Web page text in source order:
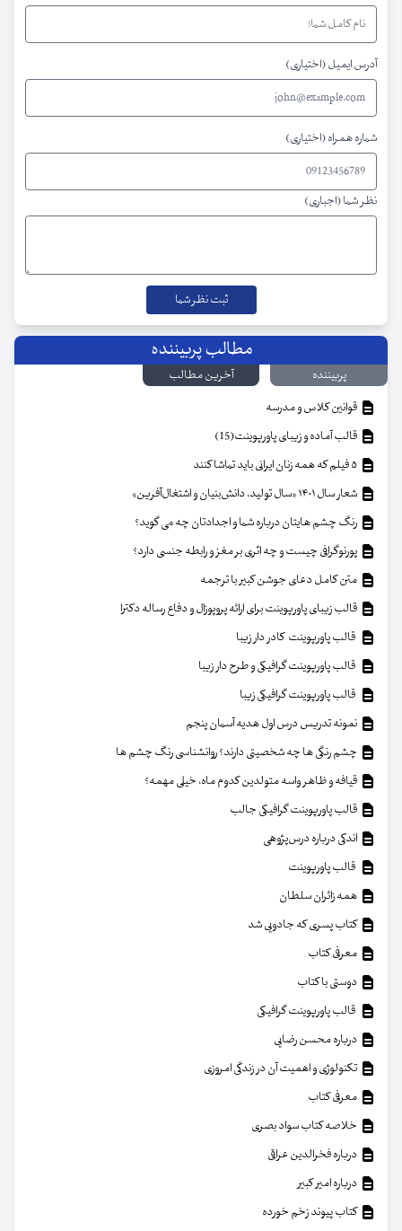
آدرس ایمیل (اختیاری)
شماره همراه (اختیاری)
نظر شما (اجباری)
مطالب پربیننده
پربیننده
آخرین مطالب
قوانین کلاس و مدرسه
قالب آماده و زیبای پاورپوینت(15)
شعار سال ۱۴۰۱ «سال تولید، دانش‌بنیان و اشتغال‌آفرین»
رنگ چشم هایتان درباره شما و اجدادتان چه می گوید؟
پورنوگرافی چیست و چه اثری بر مغز و رابطه جنسی دارد؟
متن کامل دعای جوشن کبیر با ترجمه
قالب زیبای پاورپوینت برای ارائه پروپوزال و دفاع رساله دکترا
قالب پاورپوینت کادر دار زیبا
قالب پاورپوینت گرافیکی و طرح دار زیبا
قالب پاورپوینت گرافیکی زیبا
نمونه تدریس درس اول هدیه آسمان پنجم
چشم رنگی ها چه شخصیتی دارند؟ روانشناسی رنگ چشم ها
قیافه و ظاهر واسه متولدین کدوم ماه، خیلی مهمه؟
قالب پاورپوینت گرافیکی جالب
اندکی درباره درس‌پژوهی
قالب پاورپوینت
همه زائران سلطان
کتاب پسری که جادویی شد
معرفی کتاب
دوستی با کتاب
قالب پاورپوینت گرافیکی
درباره محسن رضایی
تکنولوژی و اهمیت آن در زندگی امروزی
معرفی کتاب
خلاصه کتاب سواد بصری
درباره فخرالدین عراقی
درباره امیر کبیر
کتاب پیوند زخم خورده